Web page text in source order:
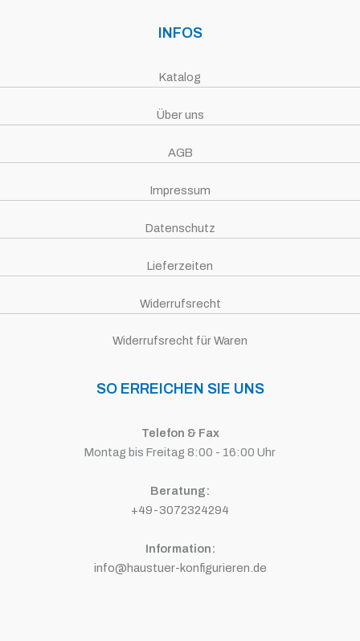
INFOS
Katalog
Über uns
AGB
Impressum
Datenschutz
Lieferzeiten
Widerrufsrecht
Widerrufsrecht für Waren
SO ERREICHEN SIE UNS
Telefon & Fax
Montag bis Freitag 8:00 - 16:00 Uhr
Beratung:
+49-3072324294
Information:
info@haustuer-konfigurieren.de